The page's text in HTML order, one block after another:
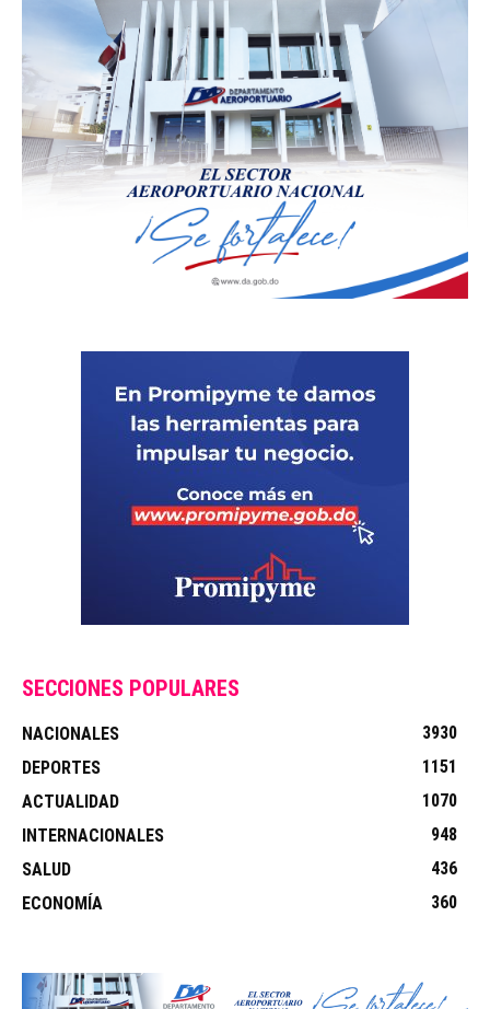
SECCIONES POPULARES
NACIONALES
3930
DEPORTES
1151
ACTUALIDAD
1070
INTERNACIONALES
948
SALUD
436
ECONOMÍA
360